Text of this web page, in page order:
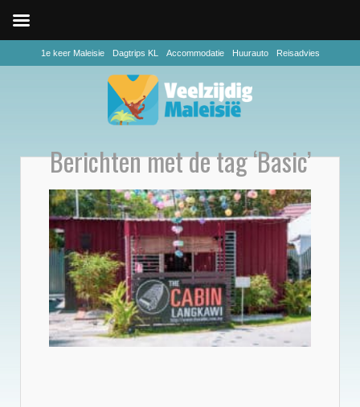
1e keer Maleisie Dagtrips KL Accommodatie Huurauto Reisadvies
Berichten met de tag ‘Basic’